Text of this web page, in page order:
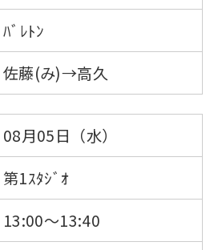
ﾊﾞﾚﾄﾝ
佐藤(み)→高久
08月05日（水）
第1ｽﾀｼﾞｵ
13:00～13:40